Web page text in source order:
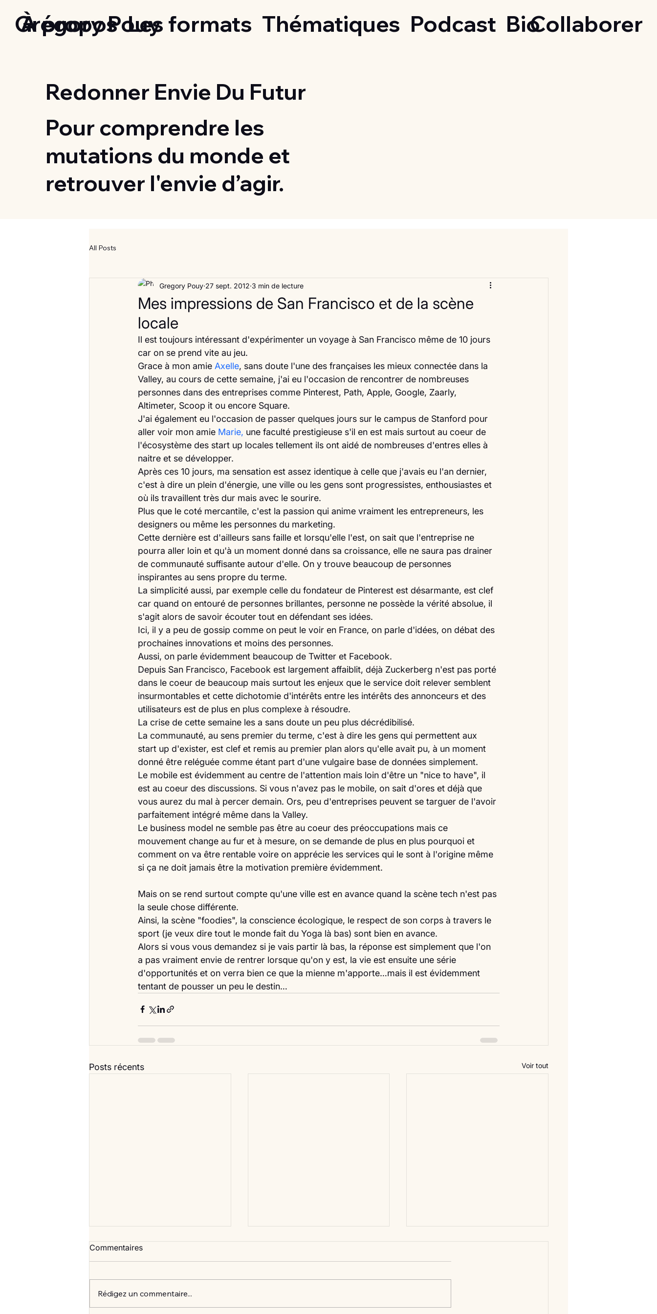
Grégory Pouy
À propos Les formats Thématiques Podcast BioCollaborer
Redonner Envie Du Futur
Pour comprendre les
mutations du monde et
retrouver l'envie d’agir.
All Posts
Mes impressions de San Francisco et de la scène
locale
Gregory Pouy 27 sept. 2012 3 min de lecture
Il est toujours intéressant d'expérimenter un voyage à San Francisco même de 10 jours
car on se prend vite au jeu.
Grace à mon amie Axelle, sans doute l'une des françaises les mieux connectée dans la
Valley, au cours de cette semaine, j'ai eu l'occasion de rencontrer de nombreuses
personnes dans des entreprises comme Pinterest, Path, Apple, Google, Zaarly,
Altimeter, Scoop it ou encore Square.
J'ai également eu l'occasion de passer quelques jours sur le campus de Stanford pour
aller voir mon amie Marie, une faculté prestigieuse s'il en est mais surtout au coeur de
l'écosystème des start up locales tellement ils ont aidé de nombreuses d'entres elles à
naitre et se développer.
Après ces 10 jours, ma sensation est assez identique à celle que j'avais eu l'an dernier,
c'est à dire un plein d'énergie, une ville ou les gens sont progressistes, enthousiastes et
où ils travaillent très dur mais avec le sourire.
Plus que le coté mercantile, c'est la passion qui anime vraiment les entrepreneurs, les
designers ou même les personnes du marketing.
Cette dernière est d'ailleurs sans faille et lorsqu'elle l'est, on sait que l'entreprise ne
pourra aller loin et qu'à un moment donné dans sa croissance, elle ne saura pas drainer
de communauté suffisante autour d'elle. On y trouve beaucoup de personnes
inspirantes au sens propre du terme.
La simplicité aussi, par exemple celle du fondateur de Pinterest est désarmante, est clef
car quand on entouré de personnes brillantes, personne ne possède la vérité absolue, il
s'agit alors de savoir écouter tout en défendant ses idées.
Ici, il y a peu de gossip comme on peut le voir en France, on parle d'idées, on débat des
prochaines innovations et moins des personnes.
Aussi, on parle évidemment beaucoup de Twitter et Facebook.
Depuis San Francisco, Facebook est largement affaiblit, déjà Zuckerberg n'est pas porté
dans le coeur de beaucoup mais surtout les enjeux que le service doit relever semblent
insurmontables et cette dichotomie d'intérêts entre les intérêts des annonceurs et des
utilisateurs est de plus en plus complexe à résoudre.
La crise de cette semaine les a sans doute un peu plus décrédibilisé.
La communauté, au sens premier du terme, c'est à dire les gens qui permettent aux
start up d'exister, est clef et remis au premier plan alors qu'elle avait pu, à un moment
donné être reléguée comme étant part d'une vulgaire base de données simplement.
Le mobile est évidemment au centre de l'attention mais loin d'être un "nice to have", il
est au coeur des discussions. Si vous n'avez pas le mobile, on sait d'ores et déjà que
vous aurez du mal à percer demain. Ors, peu d'entreprises peuvent se targuer de l'avoir
parfaitement intégré même dans la Valley.
Le business model ne semble pas être au coeur des préoccupations mais ce
mouvement change au fur et à mesure, on se demande de plus en plus pourquoi et
comment on va être rentable voire on apprécie les services qui le sont à l'origine même
si ça ne doit jamais être la motivation première évidemment.
Mais on se rend surtout compte qu'une ville est en avance quand la scène tech n'est pas
la seule chose différente.
Ainsi, la scène "foodies", la conscience écologique, le respect de son corps à travers le
sport (je veux dire tout le monde fait du Yoga là bas) sont bien en avance.
Alors si vous vous demandez si je vais partir là bas, la réponse est simplement que l'on
a pas vraiment envie de rentrer lorsque qu'on y est, la vie est ensuite une série
d'opportunités et on verra bien ce que la mienne m'apporte…mais il est évidemment
tentant de pousser un peu le destin…
Posts récents Voir tout
Commentaires
Rédigez un commentaire...